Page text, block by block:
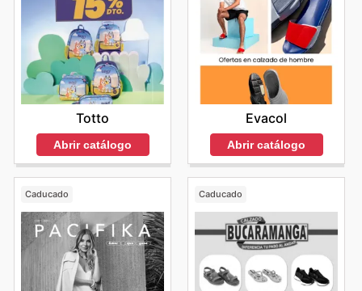
Totto
Abrir catálogo
Evacol
Abrir catálogo
Caducado Caducado